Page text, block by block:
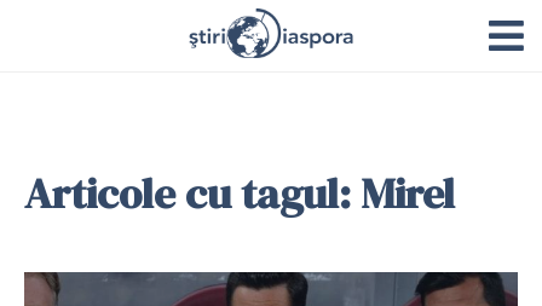
Articole cu tagul: Mirel